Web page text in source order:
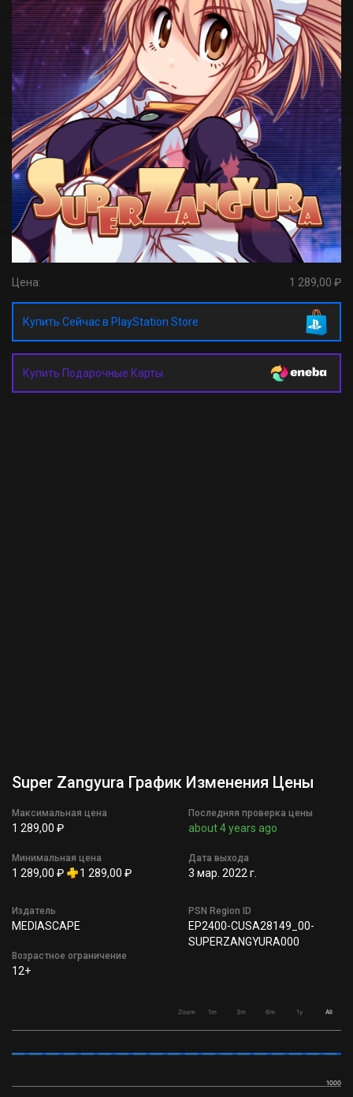
Цена: 1 289,00 ₽
Купить Сейчас в PlayStation Store
Купить Подарочные Карты
Super Zangyura График Изменения Цены
Максимальная цена
1 289,00 ₽
Минимальная цена
1 289,00 ₽ 1 289,00 ₽
Последняя проверка цены
about 4 years ago
Дата выхода
3 мар. 2022 г.
Издатель
MEDIASCAPE
Возрастное ограничение
12+
PSN Region ID
EP2400-CUSA28149_00-
SUPERZANGYURA000
Zoom 1m 3m 6m 1y All
1000